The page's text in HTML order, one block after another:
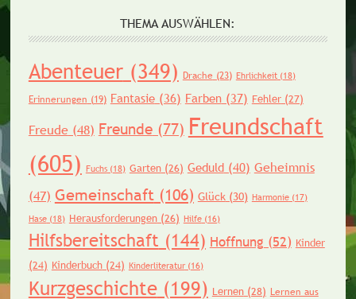
THEMA AUSWÄHLEN:
Abenteuer(349) Drache (23) Ehrlichkeit(18)
Erinnerungen (19) Fantasie(36) Farben(37) Fehler(27)
Freude(48) Freunde(77) Freundschaft
(605) Fuchs(18) Garten(26) Geduld(40) Geheimnis
(47) Gemeinschaft(106) Glück(30) Harmonie(17)
Hase(18) Herausforderungen(26) Hilfe(16)
Hilfsbereitschaft (144) Hoffnung (52) Kinder
(24) Kinderbuch(24) Kinderliteratur(16)
Kurzgeschichte(199) Lernen(28) Lernen aus